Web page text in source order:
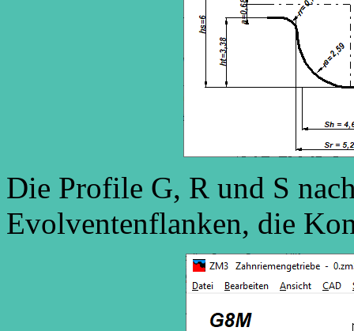
Die Profile G, R und S
Evolventenflanken, die